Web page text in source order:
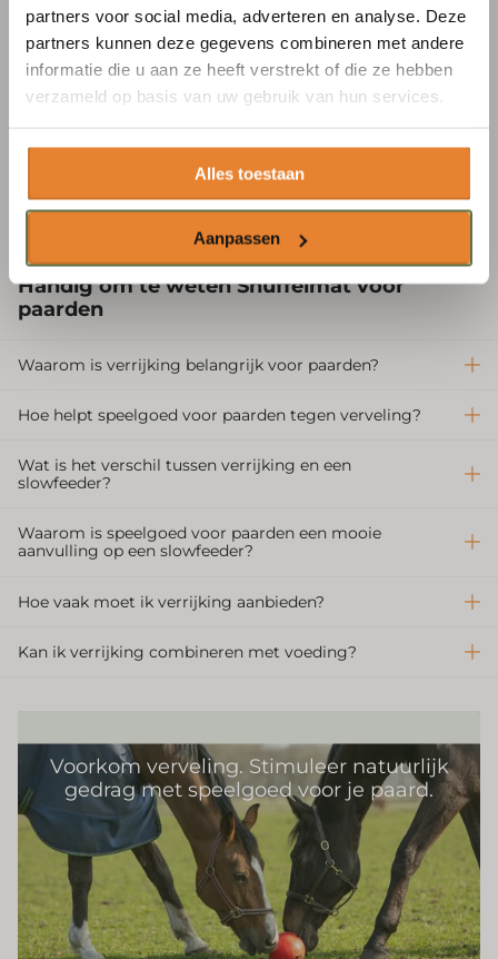
partners voor social media, adverteren en analyse. Deze
partners kunnen deze gegevens combineren met andere
informatie die u aan ze heeft verstrekt of die ze hebben
verzameld op basis van uw gebruik van hun services.
Alles toestaan
Aanpassen
het samen met een slowfeeder wordt gebruikt. Daarom
kunnen deze producten het voordeligst worden
meebesteld met een slowfeeder. Plaats je een losse
bestelling, dan bedragen de verzendkosten €6,95.
Avantages et inconvénients
Handig om te wetenSnuffelmat voor
paarden
Waarom is verrijking belangrijk voor paarden?
Hoe helpt speelgoed voor paarden tegen verveling?
Wat is het verschil tussen verrijking en een
slowfeeder?
Waarom is speelgoed voor paarden een mooie
aanvulling op een slowfeeder?
Hoe vaak moet ik verrijking aanbieden?
Kan ik verrijking combineren met voeding?
Voorkom verveling. Stimuleer natuurlijk
gedrag met speelgoed voor je paard.